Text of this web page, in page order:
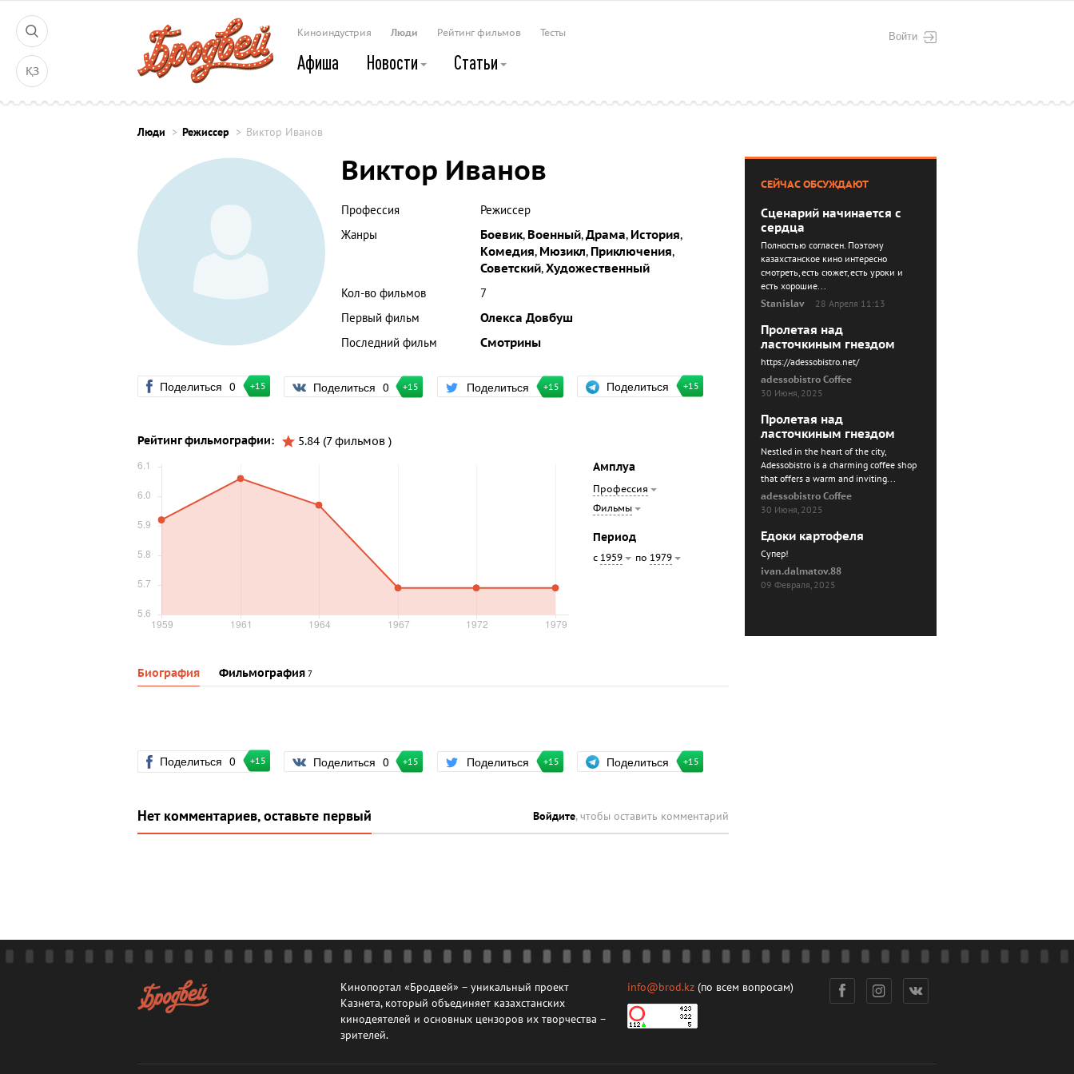
ҚЗ
Войти
Киноиндустрия Люди Рейтинг фильмов Тесты
Афиша Новости Статьи
Люди Режиссер Виктор Иванов
Виктор Иванов
Профессия
Режиссер
Жанры
Боевик, Военный,Драма, История,
Комедия, Мюзикл, Приключения,
Советский,Художественный
Кол-во фильмов
7
Первый фильм
Олекса Довбуш
Последний фильм
Смотрины
Поделиться 0 +15 Поделиться 0 +15 Поделиться +15 Поделиться +15
Рейтинг фильмографии:
5.84 (7 фильмов )
Амплуа
Профессия
Фильмы
Период
с 1959 по 1979
Биография Фильмография 7
Поделиться 0 +15 Поделиться 0 +15 Поделиться +15 Поделиться +15
Нет комментариев, оставьте первый Войдите, чтобы оставить комментарий
СЕЙЧАС ОБСУЖДАЮТ
Сценарий начинается с
сердца
Полностью согласен. Поэтому
казахстанское кино интересно
смотреть, есть сюжет, есть уроки и
есть хорошие...
Stanislav
28 Апреля 11:13
Пролетая над
ласточкиным гнездом
https://adessobistro.net/
adessobistro Coffee
30 Июня, 2025
Пролетая над
ласточкиным гнездом
Nestled in the heart of the city,
Adessobistro is a charming coffee shop
that offers a warm and inviting...
adessobistro Coffee
30 Июня, 2025
Едоки картофеля
Cупер!
ivan.dalmatov.88
09 Февраля, 2025
Кинопортал «Бродвей» – уникальный проект
Казнета, который объединяет казахстанских
кинодеятелей и основных цензоров их творчества –
зрителей.
info@brod.kz (по всем вопросам)